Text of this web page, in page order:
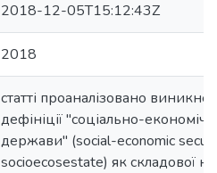
2018-12-05T15:12:43Z
2018
статті проаналізовано
дефініції "соціально-
держави" (social-economic
socioecosestate) як складової